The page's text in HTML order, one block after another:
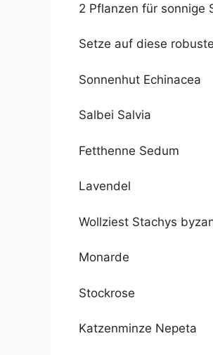
2 Pflanzen für sonnige
Setze auf diese
Sonnenhut Echinacea
Salbei Salvia
Fetthenne Sedum
Lavendel
Wollziest Stachys
Monarde
Stockrose
Katzenminze Nepeta